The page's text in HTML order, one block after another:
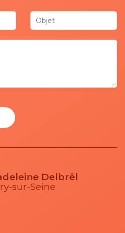
Delbrêl
sur-Seine